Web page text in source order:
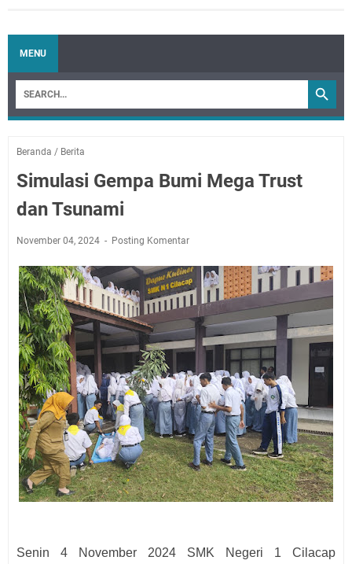
MENU
Beranda / Berita
Simulasi Gempa Bumi Mega Trust
dan Tsunami
November 04, 2024 Posting Komentar
Senin 4 November 2024 SMK Negeri 1 Cilacap